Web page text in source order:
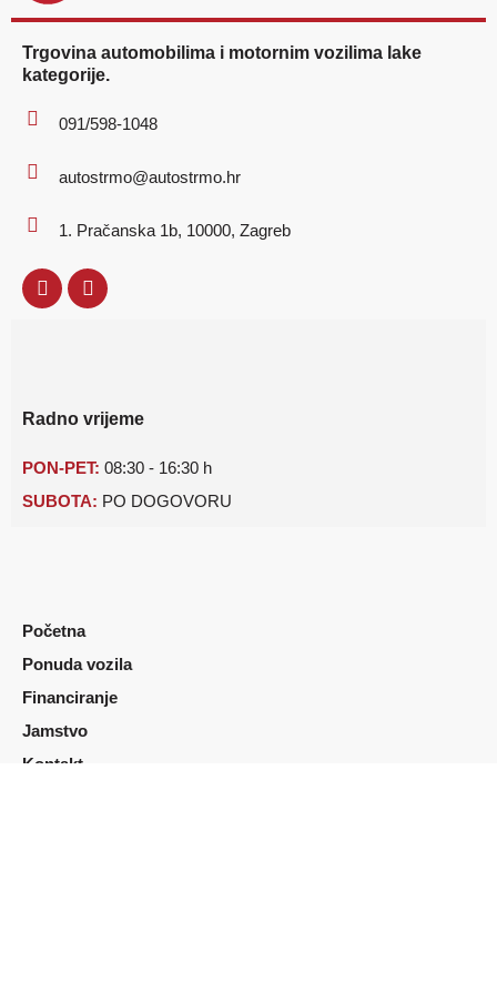
Trgovina automobilima i motornim vozilima lake
kategorije.
091/598-1048
autostrmo@autostrmo.hr
1. Pračanska 1b, 10000, Zagreb
Radno vrijeme
PON-PET: 08:30 - 16:30 h
SUBOTA: PO DOGOVORU
Početna
Ponuda vozila
Financiranje
Jamstvo
Kontakt